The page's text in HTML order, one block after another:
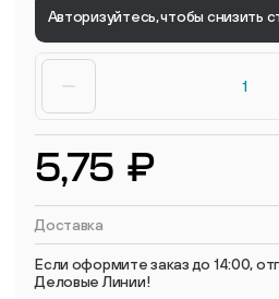
Авторизуйтесь, чтобы снизить
5,75 ₽
Доставка
Если оформите заказ до 14:00,
Деловые Линии!